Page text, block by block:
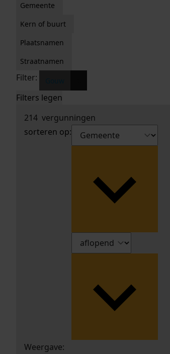
Gemeente
Kern of buurt
Plaatsnamen
Straatnamen
Filter:
Filters legen
214 vergunningen
sorteren op:
Weergave: